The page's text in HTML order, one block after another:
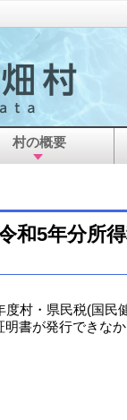
村の概要
和5年分所
村・県民税(国民
書が発行できな